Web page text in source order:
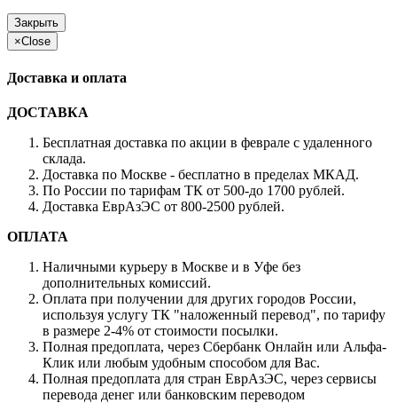
Закрыть
×Close
Доставка и оплата
ДОСТАВКА
Бесплатная доставка по акции в феврале с удаленного
склада.
Доставка по Москве - бесплатно в пределах МКАД.
По России по тарифам ТК от 500-до 1700 рублей.
Доставка ЕврАзЭС от 800-2500 рублей.
ОПЛАТА
Наличными курьеру в Москве и в Уфе без
дополнительных комиссий.
Оплата при получении для других городов России,
используя услугу ТК "наложенный перевод", по тарифу
в размере 2-4% от стоимости посылки.
Полная предоплата, через Сбербанк Онлайн или Альфа-
Клик или любым удобным способом для Вас.
Полная предоплата для стран ЕврАзЭС, через сервисы
перевода денег или банковским переводом